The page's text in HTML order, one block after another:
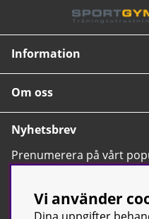
Information
Om oss
Nyhetsbrev
Prenumerera på vårt
tips, nyheter och våra
Vi använder